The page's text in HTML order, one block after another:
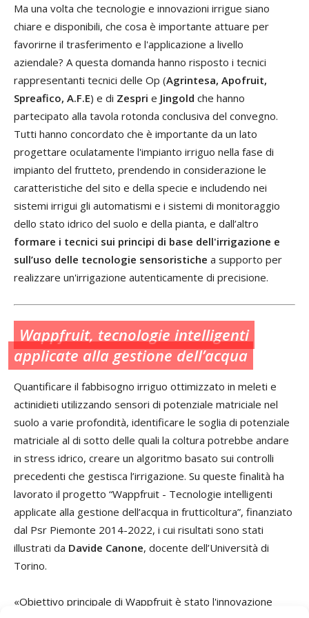
Ma una volta che tecnologie e innovazioni irrigue siano
chiare e disponibili, che cosa è importante attuare per
favorirne il trasferimento e l'applicazione a livello
aziendale? A questa domanda hanno risposto i tecnici
rappresentanti tecnici delle Op (Agrintesa, Apofruit,
Spreafico, A.F.E) e di Zespri e Jingold che hanno
partecipato alla tavola rotonda conclusiva del convegno.
Tutti hanno concordato che è importante da un lato
progettare oculatamente l'impianto irriguo nella fase di
impianto del frutteto, prendendo in considerazione le
caratteristiche del sito e della specie e includendo nei
sistemi irrigui gli automatismi e i sistemi di monitoraggio
dello stato idrico del suolo e della pianta, e dall’altro
formare i tecnici sui principi di base dell'irrigazione e
sull’uso delle tecnologie sensoristiche a supporto per
realizzare un'irrigazione autenticamente di precisione.
Wappfruit, tecnologie intelligenti
applicate alla gestione dell’acqua
Quantificare il fabbisogno irriguo ottimizzato in meleti e
actinidieti utilizzando sensori di potenziale matriciale nel
suolo a varie profondità, identificare le soglia di potenziale
matriciale al di sotto delle quali la coltura potrebbe andare
in stress idrico, creare un algoritmo basato sui controlli
precedenti che gestisca l’irrigazione. Su queste finalità ha
lavorato il progetto “Wappfruit - Tecnologie intelligenti
applicate alla gestione dell’acqua in frutticoltura”, finanziato
dal Psr Piemonte 2014-2022, i cui risultati sono stati
illustrati da Davide Canone, docente dell’Università di
Torino.
«Obiettivo principale di Wappfruit è stato l'innovazione